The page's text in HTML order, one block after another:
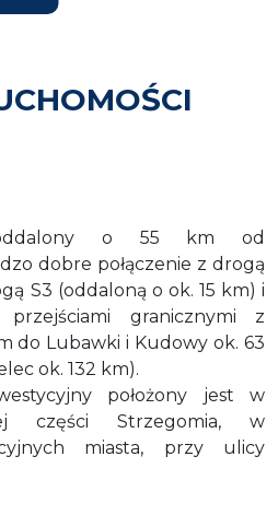
oddalony o 55 km od
dobre połączenie z drogą
S3 (oddaloną o ok. 15 km) i
granicznymi z
do Lubawki i Kudowy ok. 63
ok. 132 km).
położony jest w
części Strzegomia, w
miasta, przy ulicy